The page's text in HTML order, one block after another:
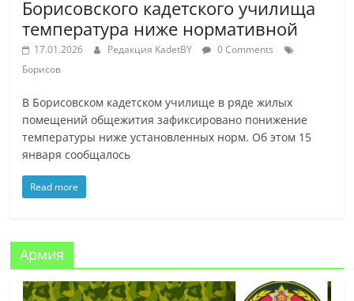
Борисовского кадетского училища
температура ниже нормативной
17.01.2026 Редакция KadetBY
0 Comments
Борисов
В Борисовском кадетском училище в ряде жилых
помещений общежития зафиксировано понижение
температуры ниже установленных норм. Об этом 15
января сообщалось
Read more
Армия